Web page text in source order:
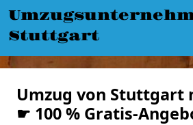
Stuttgart
Umzug von Stuttgart
☛ 100 % Gratis-